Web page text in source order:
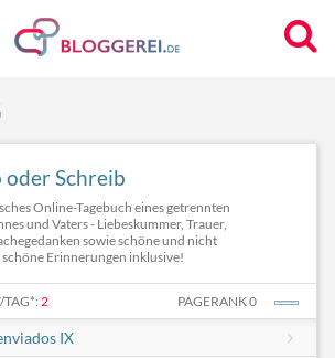
oder Schreib
Online-Tagebuch eines getrennten
und Vaters - Liebeskummer, Trauer,
sowie schöne und nicht
schöne Erinnerungen inklusive!
TAG*: 2 PAGERANK 0
IX